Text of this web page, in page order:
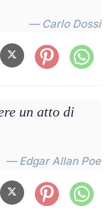
— Carlo Dossi
un atto di
— Edgar Allan Poe